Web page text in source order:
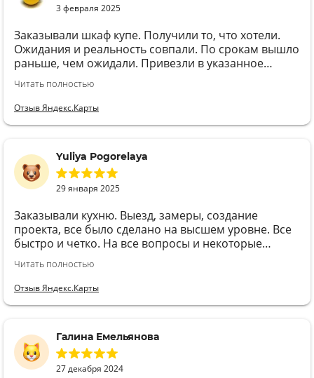
3 февраля 2025
Заказывали шкаф купе. Получили то, что хотели.
Ожидания и реальность совпали. По срокам вышло
раньше, чем ожидали. Привезли в указанное
время, это тоже важно, т к не пришлось сидеть в
ожидании полдня. Менеджеру Диане и сборщику
Андрею благодарны за консультацию и быстрый
Читать полностью
Отзыв Яндекс.Карты
Yuliya Pogorelaya
29 января 2025
Заказывали кухню. Выезд, замеры, создание
проекта, все было сделано на высшем уровне. Все
быстро и четко. На все вопросы и некоторые
сомнения относительно той или иной детали, были
даны граммотные и профессиональные
комментарии и советы. Кухня получилась
Читать полностью
Отзыв Яндекс.Карты
Галина Емельянова
27 декабря 2024